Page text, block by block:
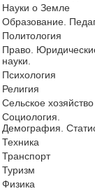
Науки о Земле
Образование.
Политология
Право.
науки.
Психология
Религия
Сельское хозяйство
Социология.
Демография.
Техника
Транспорт
Туризм
Физика